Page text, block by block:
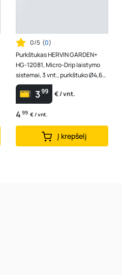
0/5 (0)
Purkštukas HERVIN GARDEN+
HG-12081, Micro-Drip laistymo
sistemai, 3 vnt., purkštuko Ø4,6
mm
399 € / vnt.
4 99 € / vnt.
Į krepšelį